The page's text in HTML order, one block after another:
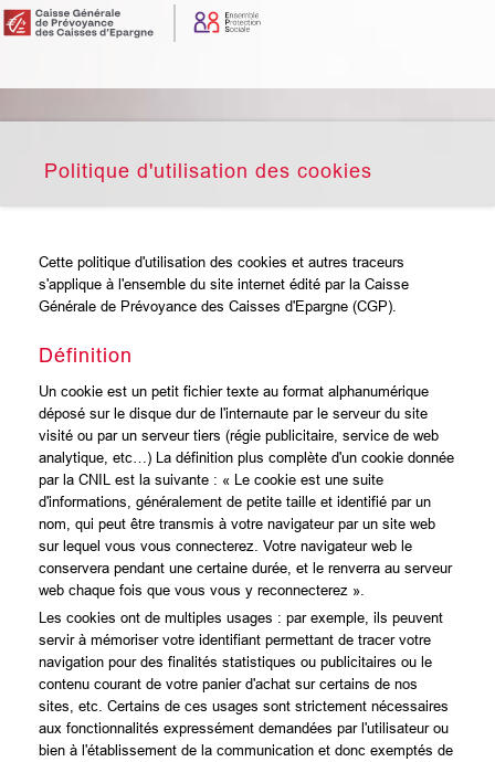
Politique d'utilisation des cookies
Cette politique d'utilisation des cookies et autres traceurs
s'applique à l'ensemble du site internet édité par la Caisse
Générale de Prévoyance des Caisses d'Epargne (CGP).
Définition
Un cookie est un petit fichier texte au format alphanumérique
déposé sur le disque dur de l'internaute par le serveur du site
visité ou par un serveur tiers (régie publicitaire, service de web
analytique, etc…) La définition plus complète d'un cookie donnée
par la CNIL est la suivante : « Le cookie est une suite
d'informations, généralement de petite taille et identifié par un
nom, qui peut être transmis à votre navigateur par un site web
sur lequel vous vous connecterez. Votre navigateur web le
conservera pendant une certaine durée, et le renverra au serveur
web chaque fois que vous vous y reconnecterez ».
Les cookies ont de multiples usages : par exemple, ils peuvent
servir à mémoriser votre identifiant permettant de tracer votre
navigation pour des finalités statistiques ou publicitaires ou le
contenu courant de votre panier d'achat sur certains de nos
sites, etc. Certains de ces usages sont strictement nécessaires
aux fonctionnalités expressément demandées par l'utilisateur ou
bien à l'établissement de la communication et donc exemptés de